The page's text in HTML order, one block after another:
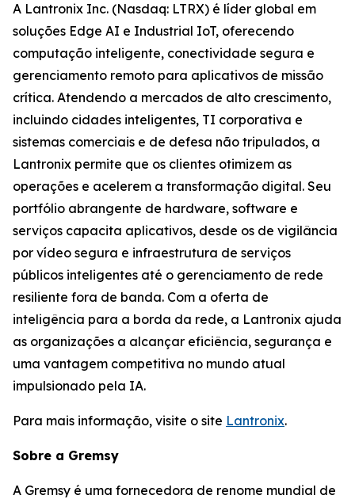
A Lantronix Inc. (Nasdaq: LTRX) é líder global em
soluções Edge AI e Industrial IoT, oferecendo
computação inteligente, conectividade segura e
gerenciamento remoto para aplicativos de missão
crítica. Atendendo a mercados de alto crescimento,
incluindo cidades inteligentes, TI corporativa e
sistemas comerciais e de defesa não tripulados, a
Lantronix permite que os clientes otimizem as
operações e acelerem a transformação digital. Seu
portfólio abrangente de hardware, software e
serviços capacita aplicativos, desde os de vigilância
por vídeo segura e infraestrutura de serviços
públicos inteligentes até o gerenciamento de rede
resiliente fora de banda. Com a oferta de
inteligência para a borda da rede, a Lantronix ajuda
as organizações a alcançar eficiência, segurança e
uma vantagem competitiva no mundo atual
impulsionado pela IA.
Para mais informação, visite o site Lantronix.
Sobre a Gremsy
A Gremsy é uma fornecedora de renome mundial de